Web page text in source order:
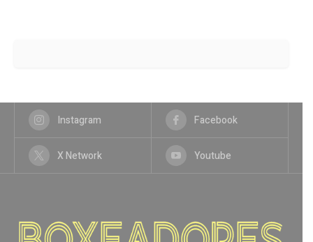
Instagram Facebook
X Network Youtube